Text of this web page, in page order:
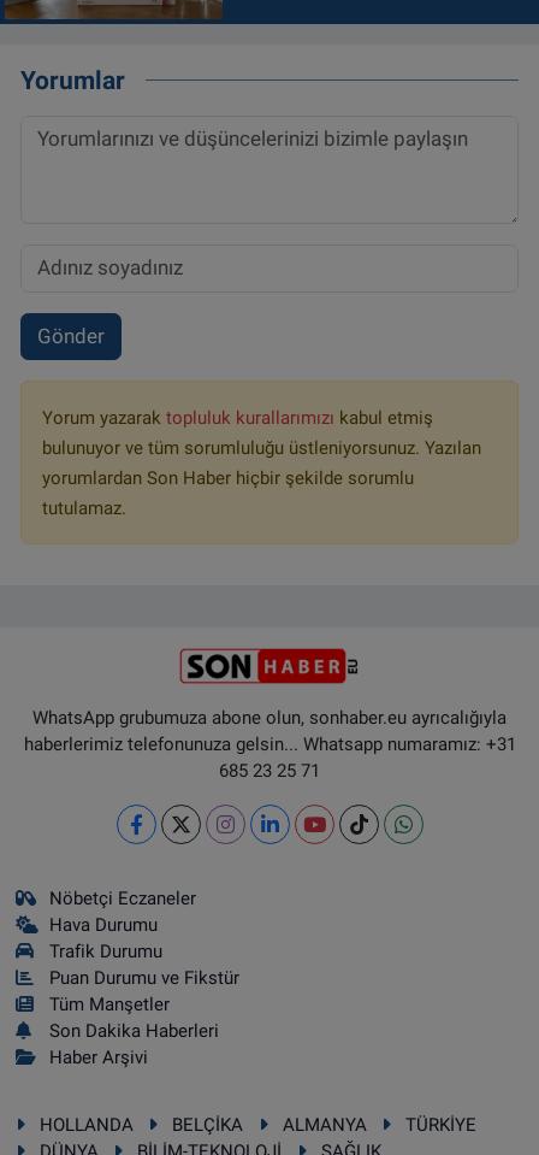
Yorumlar
Gönder
Yorum yazarak topluluk kurallarımızı kabul etmiş
bulunuyor ve tüm sorumluluğu üstleniyorsunuz. Yazılan
yorumlardan Son Haber hiçbir şekilde sorumlu
tutulamaz.
WhatsApp grubumuza abone olun, sonhaber.eu ayrıcalığıyla
haberlerimiz telefonunuza gelsin... Whatsapp numaramız: +31
685 23 25 71
Nöbetçi Eczaneler
Hava Durumu
Trafik Durumu
Puan Durumu ve Fikstür
Tüm Manşetler
Son Dakika Haberleri
Haber Arşivi
HOLLANDA BELÇİKA ALMANYA
TÜRKİYE